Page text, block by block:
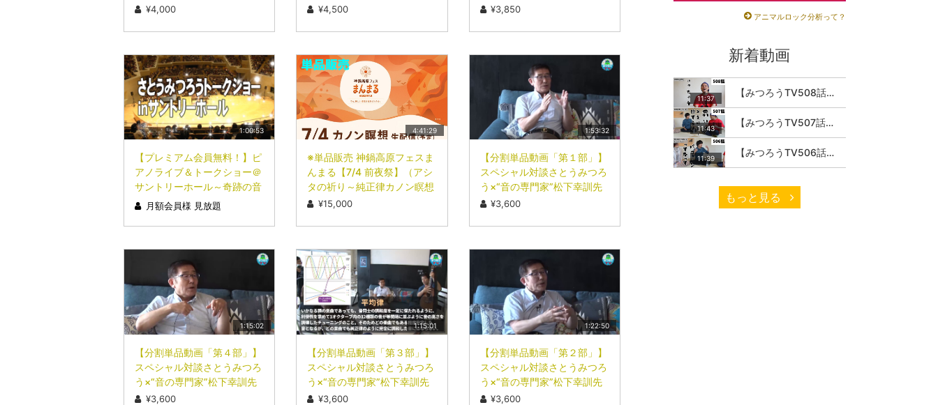
¥4,000
方〜¥4,500 ¥3,850
1:00:53
【プレミアム会員無料！】ピ
アノライブ＆トークショー＠
サントリーホール～奇跡の音
４３２Hzエラール純正律～
月額会員様 見放題
4:41:29
※単品販売 神鍋高原フェスま
んまる【7/4 前夜祭】（アシ
タの祈り～純正律カノン瞑想
～）¥15,000
1:53:32
【分割単品動画「第１部」】
スペシャル対談さとうみつろ
う×“音の専門家”松下幸訓先
生 ¥3,600
1:15:02
【分割単品動画「第４部」】
スペシャル対談さとうみつろ
う×“音の専門家”松下幸訓先
生 ¥3,600
1:15:01
【分割単品動画「第３部」】
スペシャル対談さとうみつろ
う×“音の専門家”松下幸訓先
生 ¥3,600
1:22:50
【分割単品動画「第２部」】
スペシャル対談さとうみつろ
う×“音の専門家”松下幸訓先
生 ¥3,600
アニマルロック分析って？
新着動画
11:37 【みつろうTV508話】さとうみつろう『サトレル男塾』編④「“毎日”が変わります。楽しく」
11:43 【みつろうTV507話】さとうみつろう『サトレル男塾』編③「快楽は“自分のカラダの内側”にしかない」
11:39 【みつろうTV506話】さとうみつろう『サトレル男塾』編②「不思議な棒をお尻に…」
もっと見る